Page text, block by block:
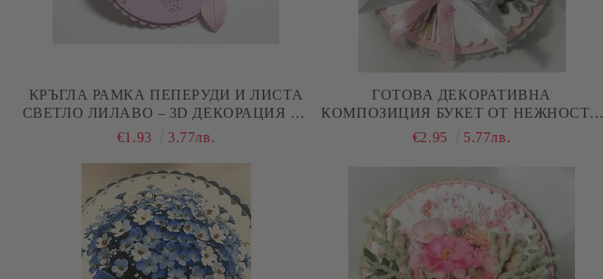
КРЪГЛА РАМКА ПЕПЕРУДИ И ЛИСТА
СВЕТЛО ЛИЛАВО – 3D ДЕКОРАЦИЯ ЗА
СКРАПБУК И КАРТИЧКИ - 1 БР.
€1.93 3.77лв.
ГОТОВА ДЕКОРАТИВНА
КОМПОЗИЦИЯ БУКЕТ ОТ НЕЖНОСТ –
3D ЕЛЕМЕНТ ЗА КАРТИЧКИ И
€2.95 5.77лв.